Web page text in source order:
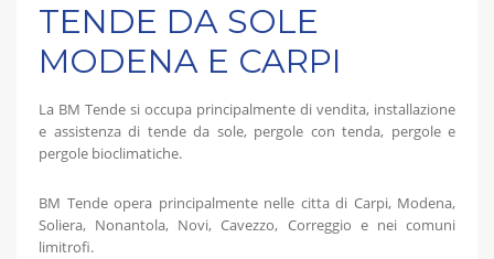
TENDE DA SOLE
MODENA E CARPI
La BM Tende si occupa principalmente di vendita, installazione
e assistenza di tende da sole, pergole con tenda, pergole e
pergole bioclimatiche.
BM Tende opera principalmente nelle citta di Carpi, Modena,
Soliera, Nonantola, Novi, Cavezzo, Correggio e nei comuni
limitrofi.